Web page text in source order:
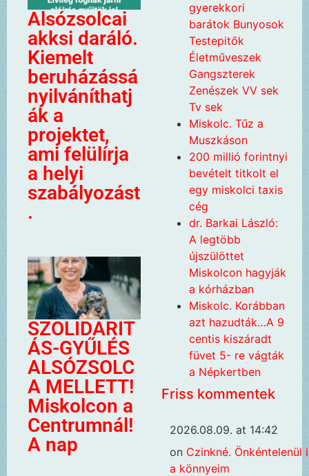
Alsózsolcai
akksi daráló.
Kiemelt
beruházássá
nyilváníthatj
ák a
projektet,
ami felülírja
a helyi
szabályozást
.
SZOLIDARIT
ÁS-GYŰLÉS
ALSÓZSOLC
A MELLETT!
Miskolcon a
Centrumnál!
A nap
gyerekkori
barátok Bunyosok
Testepitők
Életműveszek
Gangszterek
Zenészek VV sek
Tv sek
Miskolc. Tűz a
Muszkáson
200 millió forintnyi
bevételt titkolt el
egy miskolci taxis
cég
dr. Barkai László:
A legtöbb
újszülöttet
Miskolcon hagyják
a kórházban
Miskolc. Korábban
azt hazudták…A 9
centis kiszáradt
füvet 5- re vágták
a Népkertben
Friss kommentek
2026.08.09. at 14:42
on Czinkné. Önkéntelenül
a könnyeim